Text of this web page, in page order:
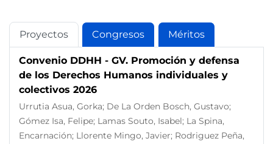
Proyectos Congresos Méritos
Convenio DDHH - GV. Promoción y defensa
de los Derechos Humanos individuales y
colectivos 2026
Urrutia Asua, Gorka; De La Orden Bosch, Gustavo;
Gómez Isa, Felipe; Lamas Souto, Isabel; La Spina,
Encarnación; Llorente Mingo, Javier; Rodriguez Peña,